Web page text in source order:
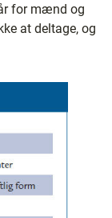
for mænd og
at deltage, og